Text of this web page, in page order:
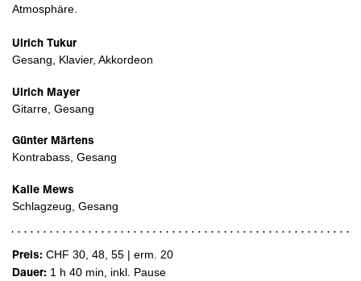
Atmosphäre.
Ulrich Tukur
Gesang, Klavier, Akkordeon
Ulrich Mayer
Gitarre, Gesang
Günter Märtens
Kontrabass, Gesang
Kalle Mews
Schlagzeug, Gesang
Preis: CHF 30, 48, 55 | erm. 20
Dauer: 1 h 40 min , inkl. Pause